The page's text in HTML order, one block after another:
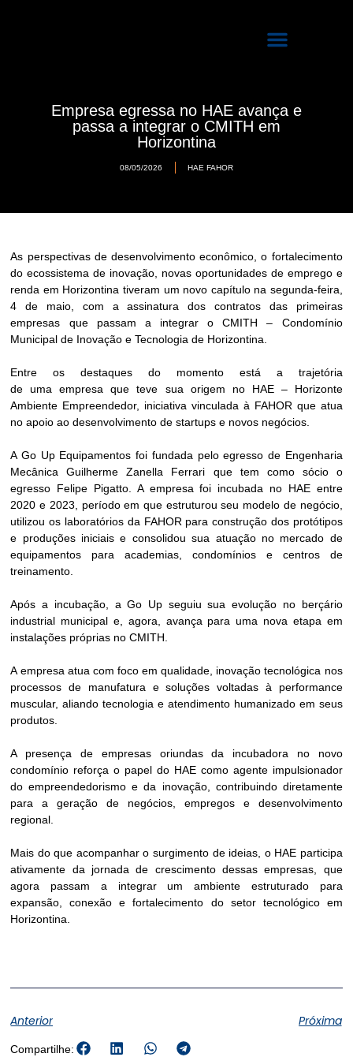
Empresa egressa no HAE avança e
passa a integrar o CMITH em
Horizontina
08/05/2026 HAE FAHOR
As perspectivas de desenvolvimento econômico, o fortalecimento
do ecossistema de inovação, novas oportunidades de emprego e
renda em Horizontina tiveram um novo capítulo na segunda-feira,
4 de maio, com a assinatura dos contratos das primeiras
empresas que passam a integrar o CMITH – Condomínio
Municipal de Inovação e Tecnologia de Horizontina.
Entre os destaques do momento está a trajetória
de uma empresa que teve sua origem no HAE – Horizonte
Ambiente Empreendedor, iniciativa vinculada à FAHOR que atua
no apoio ao desenvolvimento de startups e novos negócios.
A Go Up Equipamentos foi fundada pelo egresso de Engenharia
Mecânica Guilherme Zanella Ferrari que tem como sócio o
egresso Felipe Pigatto. A empresa foi incubada no HAE entre
2020 e 2023, período em que estruturou seu modelo de negócio,
utilizou os laboratórios da FAHOR para construção dos protótipos
e produções iniciais e consolidou sua atuação no mercado de
equipamentos para academias, condomínios e centros de
treinamento.
Após a incubação, a Go Up seguiu sua evolução no berçário
industrial municipal e, agora, avança para uma nova etapa em
instalações próprias no CMITH.
A empresa atua com foco em qualidade, inovação tecnológica nos
processos de manufatura e soluções voltadas à performance
muscular, aliando tecnologia e atendimento humanizado em seus
produtos.
A presença de empresas oriundas da incubadora no novo
condomínio reforça o papel do HAE como agente impulsionador
do empreendedorismo e da inovação, contribuindo diretamente
para a geração de negócios, empregos e desenvolvimento
regional.
Mais do que acompanhar o surgimento de ideias, o HAE participa
ativamente da jornada de crescimento dessas empresas, que
agora passam a integrar um ambiente estruturado para
expansão, conexão e fortalecimento do setor tecnológico em
Horizontina.
Anterior Próxima
Compartilhe: